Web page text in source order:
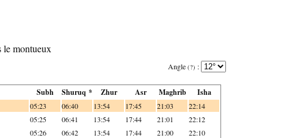
le montueux
Angle (?) :
Subh Shuruq * Zhur Asr Maghrib Isha
05:23 06:40 13:54 17:45 21:03 22:14
05:25 06:41 13:54 17:44 21:01 22:12
05:26 06:42 13:54 17:44 21:00 22:10